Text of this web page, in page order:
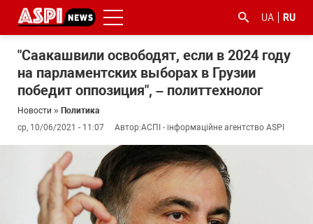
UA RU
"Саакашвили освободят, если в 2024 году
на парламентских выборах в Грузии
победит оппозиция", – политтехнолог
Новости » Политика
ср, 10/06/2021 - 11:07
Автор:АСПІ - інформаційне агентство ASPI
#боротьба
з
корупцією
#гфс #Киев #коронавірус